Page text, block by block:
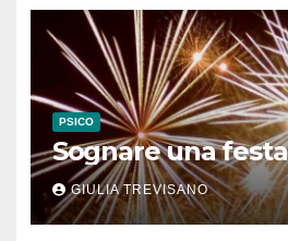
PSICO
Sognare una festa
GIULIA TREVISANO